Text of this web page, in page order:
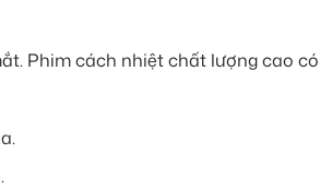
Phim cách nhiệt chất lượng cao